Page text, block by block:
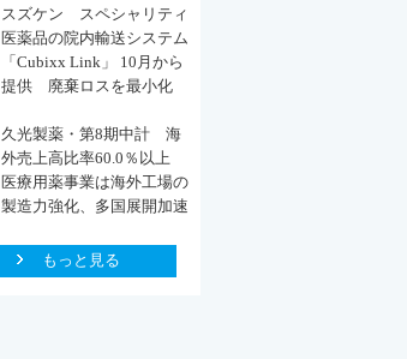
スズケン スペシャリティ
医薬品の院内輸送システム
「Cubixx Link」 10月から
提供 廃棄ロスを最小化
久光製薬・第8期中計 海
外売上高比率60.0％以上
医療用薬事業は海外工場の
製造力強化、多国展開加速
もっと見る